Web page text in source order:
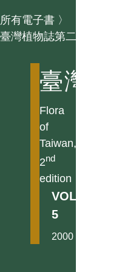
所有電子書 〉
臺灣植物誌第二版
臺灣植
Flora
of
Taiwan,
2nd
edition
VOL.
5
2000